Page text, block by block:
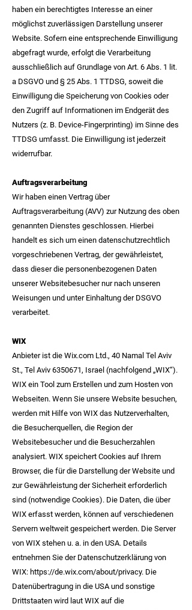
haben ein berechtigtes Interesse an einer
möglichst zuverlässigen Darstellung unserer
Website. Sofern eine entsprechende Einwilligung
abgefragt wurde, erfolgt die Verarbeitung
ausschließlich auf Grundlage von Art. 6 Abs. 1 lit.
a DSGVO und § 25 Abs. 1 TTDSG, soweit die
Einwilligung die Speicherung von Cookies oder
den Zugriff auf Informationen im Endgerät des
Nutzers (z. B. Device-Fingerprinting) im Sinne des
TTDSG umfasst. Die Einwilligung ist jederzeit
widerrufbar.
Auftragsverarbeitung
Wir haben einen Vertrag über
Auftragsverarbeitung (AVV) zur Nutzung des oben
genannten Dienstes geschlossen. Hierbei
handelt es sich um einen datenschutzrechtlich
vorgeschriebenen Vertrag, der gewährleistet,
dass dieser die personenbezogenen Daten
unserer Websitebesucher nur nach unseren
Weisungen und unter Einhaltung der DSGVO
verarbeitet.
WIX
Anbieter ist die Wix.com Ltd., 40 Namal Tel Aviv
St., Tel Aviv 6350671, Israel (nachfolgend „WIX“).
WIX ein Tool zum Erstellen und zum Hosten von
Webseiten. Wenn Sie unsere Website besuchen,
werden mit Hilfe von WIX das Nutzerverhalten,
die Besucherquellen, die Region der
Websitebesucher und die Besucherzahlen
analysiert. WIX speichert Cookies auf Ihrem
Browser, die für die Darstellung der Website und
zur Gewährleistung der Sicherheit erforderlich
sind (notwendige Cookies). Die Daten, die über
WIX erfasst werden, können auf verschiedenen
Servern weltweit gespeichert werden. Die Server
von WIX stehen u. a. in den USA. Details
entnehmen Sie der Datenschutzerklärung von
WIX: https://de.wix.com/about/privacy. Die
Datenübertragung in die USA und sonstige
Drittstaaten wird laut WIX auf die